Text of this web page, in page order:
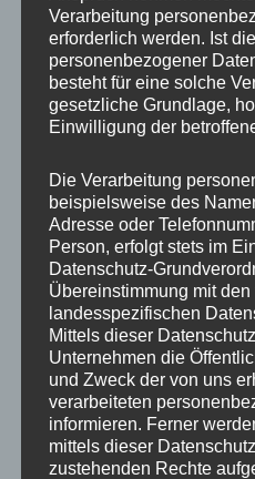
Hersteller
Lochkreis
Hinweis
Lochzahl
Mittellochbohrung
Nabenbohrung 74.1
PCD
Traglast
Ähnliche Produkte
Verarbeitung
erforderlich werden. Ist
personenbezogener
besteht für eine solche
gesetzliche Grundlage,
Einwilligung der
Die Verarbeitung
beispielsweise des
Adresse oder
Person, erfolgt stets im
Datenschutz-
Übereinstimmung mit
landesspezifischen
Mittels dieser
Unternehmen die
und Zweck der von uns
verarbeiteten
informieren. Ferner
mittels dieser
zustehenden Rechte